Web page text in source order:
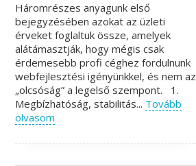
Háromrészes anyagunk első
bejegyzésében azokat az üzleti
érveket foglaltuk össze, amelyek
alátámasztják, hogy mégis csak
érdemesebb profi céghez fordulnunk
webfejlesztési igényünkkel, és nem az
„olcsóság” a legelső szempont. 1.
Megbízhatóság, stabilitás... Tovább
olvasom